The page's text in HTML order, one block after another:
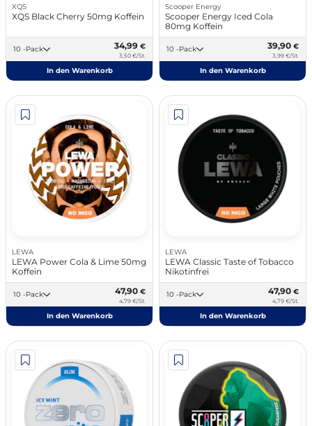
XQS
XQS Black Cherry 50mg Koffein
10 -Pack 34,99 €
3,50 €/St.
In den Warenkorb
Scooper Energy
Scooper Energy Iced Cola
80mg Koffein
10 -Pack 39,90 €
3,99 €/St.
In den Warenkorb
LEWA
LEWA Power Cola & Lime 50mg
Koffein
10 -Pack 47,90 €
4,79 €/St.
In den Warenkorb
LEWA
LEWA Classic Taste of Tobacco
Nikotinfrei
10 -Pack 47,90 €
4,79 €/St.
In den Warenkorb